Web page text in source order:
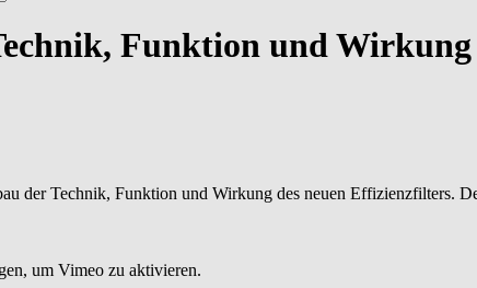
Funktion und
der Technik, Funktion und Wirkung des neuen Effizienzfilters.
um Vimeo zu aktivieren.